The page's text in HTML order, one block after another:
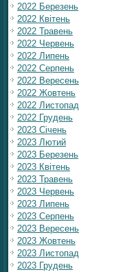
2022 Березень
2022 Квітень
2022 Травень
2022 Червень
2022 Липень
2022 Серпень
2022 Вересень
2022 Жовтень
2022 Листопад
2022 Грудень
2023 Січень
2023 Лютий
2023 Березень
2023 Квітень
2023 Травень
2023 Червень
2023 Липень
2023 Серпень
2023 Вересень
2023 Жовтень
2023 Листопад
2023 Грудень